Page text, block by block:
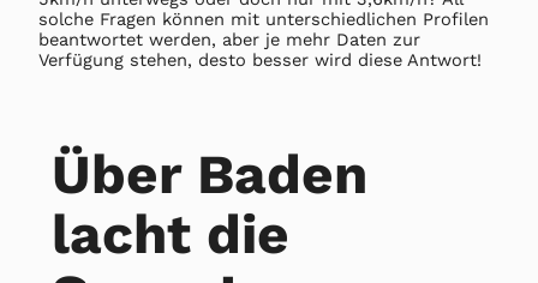
solche Fragen können mit unterschiedlichen Profilen
beantwortet werden, aber je mehr Daten zur
Verfügung stehen, desto besser wird diese Antwort!
Über Baden
lacht die